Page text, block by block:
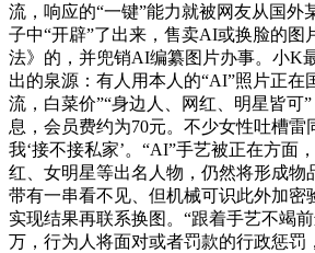
流，响应的“一键”能力就被网友从国外
子中“开辟”了出来，售卖AI或换脸的图
法》的，并兜销AI编纂图片办事。小K
出的泉源：有人用本人的“AI”照片正在
流，白菜价”“身边人、网红、明星皆可
息，会员费约为70元。不少女性吐槽雷
我‘接不接私家’。“AI”手艺被正在方面
红、女明星等出名人物，仍然将形成物
带有一串看不见、但机械可识此外加密
实现结果再联系换图。“跟着手艺不竭
万，行为人将面对或者罚款的行政惩罚